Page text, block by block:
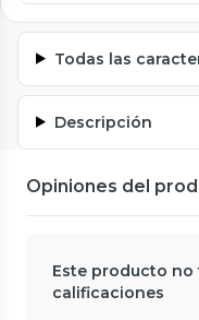
Todas las
Descripción
Opiniones del
Este producto
calificaciones